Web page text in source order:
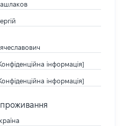
інформація]
інформація]